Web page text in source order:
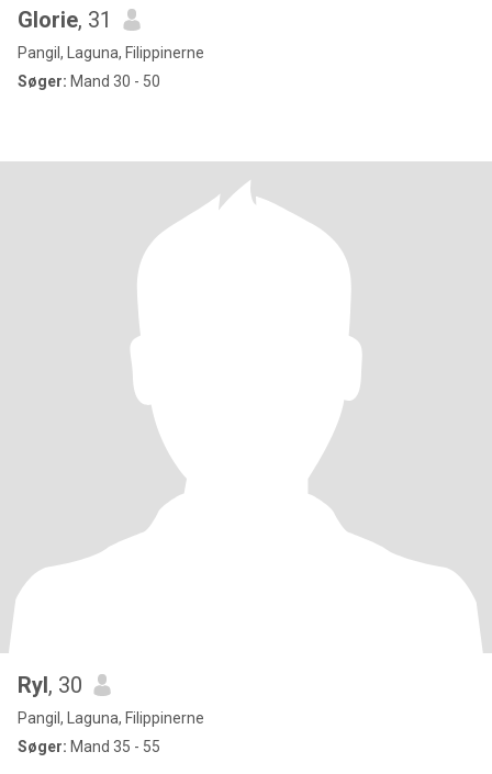
Glorie, 31
Pangil, Laguna, Filippinerne
Søger: Mand 30 - 50
Ryl, 30
Pangil, Laguna, Filippinerne
Søger: Mand 35 - 55